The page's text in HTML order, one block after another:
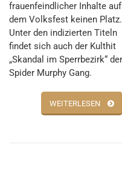
frauenfeindlicher Inhalte auf
dem Volksfest keinen Platz.
Unter den indizierten Titeln
findet sich auch der Kulthit
„Skandal im Sperrbezirk“ der
Spider Murphy Gang.
WEITERLESEN